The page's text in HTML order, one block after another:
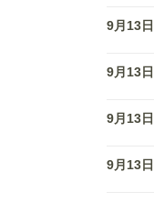
9月13日
9月13日
9月13日
9月13日